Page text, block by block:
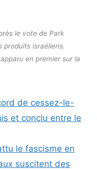
le vote de Park
produits israéliens.
en premier sur la
de cessez-le-
et conclu entre le
le fascisme en
suscitent des